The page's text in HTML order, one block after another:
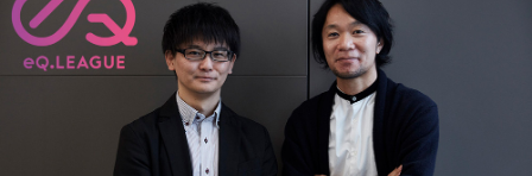
Cocotameとは About